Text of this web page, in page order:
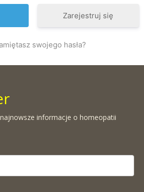
Zarejestruj się
swojego hasła?
informacje o homeopatii